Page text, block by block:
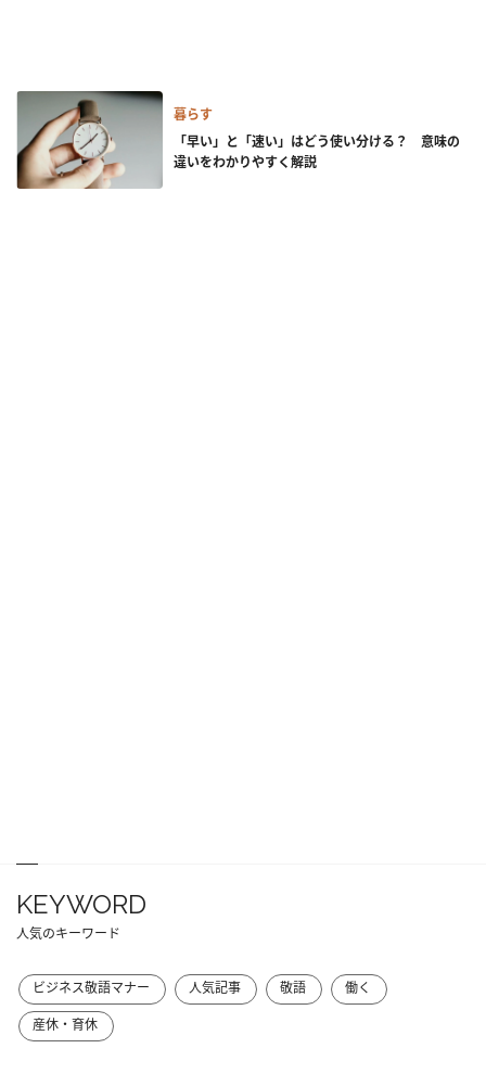
暮らす
「早い」と「速い」はどう使い分ける？ 意味の
違いをわかりやすく解説
KEYWORD
人気のキーワード
ビジネス敬語マナー 人気記事 敬語
働く
産休・育休